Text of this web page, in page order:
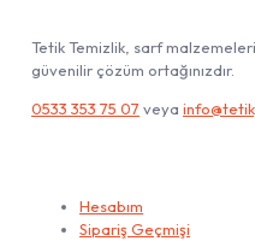
Tetik Temizlik, sarf
güvenilir çözüm ortağınızdır.
0533 353 75 07 veya
Hesabım
Sipariş Geçmişi